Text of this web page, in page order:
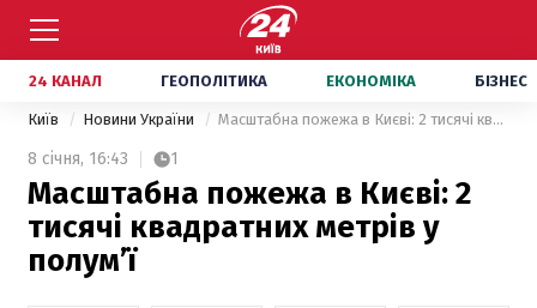
24 КАНАЛ ГЕОПОЛІТИКА ЕКОНОМІКА БІЗНЕС
Київ Новини України Масштабна пожежа в Києві: 2 тисячі квадратних метрів у полум’ї
8 січня, 16:43 1
Масштабна пожежа в Києві: 2
тисячі квадратних метрів у
полум’ї